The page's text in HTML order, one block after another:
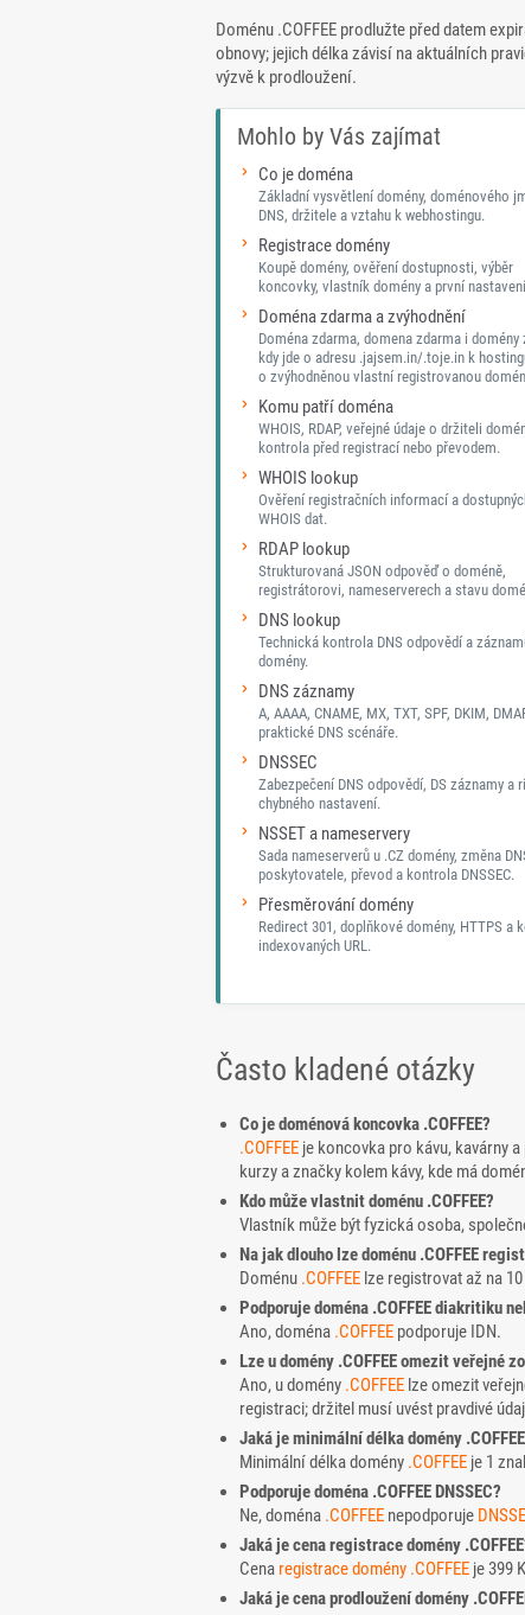
Doménu .COFFEE prodlužte před datem
obnovy; jejich délka závisí na aktuálních
výzvě k prodloužení.
Mohlo by Vás zajímat
Co je doména
Základní vysvětlení domény, doménového
DNS, držitele a vztahu k webhostingu.
Registrace domény
Koupě domény, ověření dostupnosti, výběr
koncovky, vlastník domény a první
Doména zdarma a zvýhodnění
Doména zdarma, domena zdarma i domény
kdy jde o adresu .jajsem.in/.toje.in k
o zvýhodněnou vlastní registrovanou
Komu patří doména
WHOIS, RDAP, veřejné údaje o držiteli
kontrola před registrací nebo převodem.
WHOIS lookup
Ověření registračních informací a
WHOIS dat.
RDAP lookup
Strukturovaná JSON odpověď o doméně,
registrátorovi, nameserverech a stavu
DNS lookup
Technická kontrola DNS odpovědí a
domény.
DNS záznamy
A, AAAA, CNAME, MX, TXT, SPF, DKIM,
praktické DNS scénáře.
DNSSEC
Zabezpečení DNS odpovědí, DS záznamy a
chybného nastavení.
NSSET a nameservery
Sada nameserverů u .CZ domény, změna
poskytovatele, převod a kontrola DNSSEC.
Přesměrování domény
Redirect 301, doplňkové domény, HTTPS a
indexovaných URL.
Často kladené otázky
Co je doménová koncovka .COFFEE?
.COFFEE je koncovka pro kávu, kavárny
kurzy a značky kolem kávy, kde má
Kdo může vlastnit doménu .COFFEE?
Vlastník může být fyzická osoba,
Na jak dlouho lze doménu .COFFEE
Doménu .COFFEE lze registrovat až na
Podporuje doména .COFFEE diakritiku
Ano, doména .COFFEE podporuje IDN.
Lze u domény .COFFEE omezit veřejné
Ano, u domény .COFFEE lze omezit
registraci; držitel musí uvést pravdivé
Jaká je minimální délka domény
Minimální délka domény .COFFEE je 1
Podporuje doména .COFFEE DNSSEC?
Ne, doména .COFFEE nepodporuje
Jaká je cena registrace domény
Cena registrace domény .COFFEE je 399
Jaká je cena prodloužení domény